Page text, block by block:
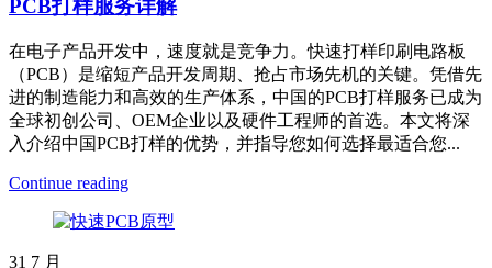
PCB打样服务详解
在电子产品开发中，速度就是竞争力。快速打样印刷电路板
（PCB）是缩短产品开发周期、抢占市场先机的关键。凭借先
进的制造能力和高效的生产体系，中国的PCB打样服务已成为
全球初创公司、OEM企业以及硬件工程师的首选。本文将深
入介绍中国PCB打样的优势，并指导您如何选择最适合您...
Continue reading
31 7 月